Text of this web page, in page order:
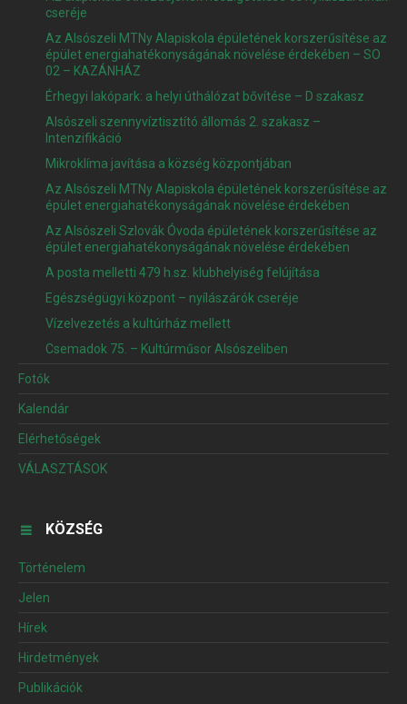
cseréje
Az Alsószeli MTNy Alapiskola épületének korszerűsítése az
épület energiahatékonyságának növelése érdekében – SO
02 – KAZÁNHÁZ
Érhegyi lakópark: a helyi úthálózat bővítése – D szakasz
Alsószeli szennyvíztisztító állomás 2. szakasz –
Intenzifikáció
Mikroklíma javítása a község központjában
Az Alsószeli MTNy Alapiskola épületének korszerűsítése az
épület energiahatékonyságának növelése érdekében
Az Alsószeli Szlovák Óvoda épületének korszerűsítése az
épület energiahatékonyságának növelése érdekében
A posta melletti 479 h.sz. klubhelyiség felújítása
Egészségügyi központ – nyílászárók cseréje
Vízelvezetés a kultúrház mellett
Csemadok 75. – Kultúrműsor Alsószeliben
Fotók
Kalendár
Elérhetőségek
VÁLASZTÁSOK
KÖZSÉG
Történelem
Jelen
Hírek
Hirdetmények
Publikációk